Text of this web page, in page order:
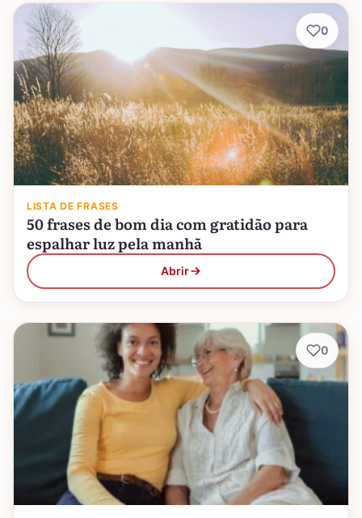
LISTA DE FRASES
50 frases de bom dia com gratidão para
espalhar luz pela manhã
Abrir
0
0